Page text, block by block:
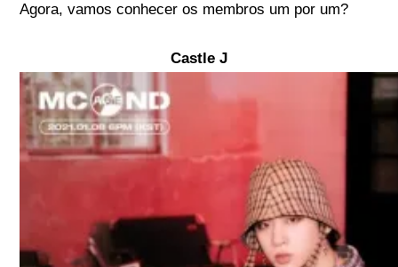
Agora, vamos conhecer os membros um por um?
Castle J